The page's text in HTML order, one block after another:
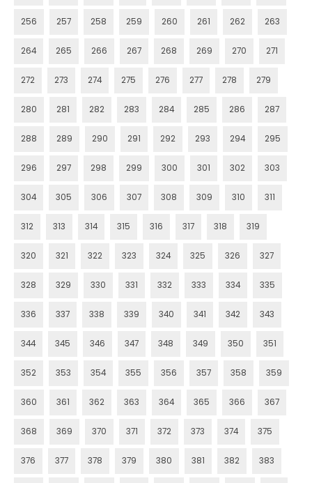
256 257 258 259 260 261 262 263
264 265 266 267 268 269 270 271
272 273 274 275 276 277 278 279
280 281 282 283 284 285 286 287
288 289 290 291 292 293 294 295
296 297 298 299 300 301 302 303
304 305 306 307 308 309 310 311
312 313 314 315 316 317 318 319
320 321 322 323 324 325 326 327
328 329 330 331 332 333 334 335
336 337 338 339 340 341 342 343
344 345 346 347 348 349 350 351
352 353 354 355 356 357 358 359
360 361 362 363 364 365 366 367
368 369 370 371 372 373 374 375
376 377 378 379 380 381 382 383